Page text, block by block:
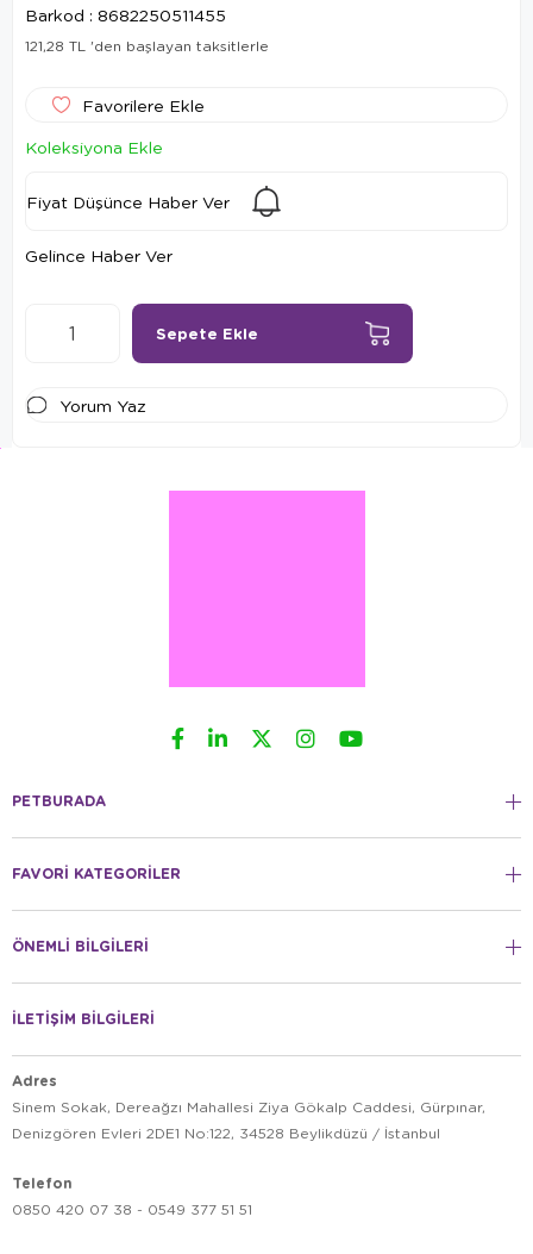
Barkod : 8682250511455
121,28 TL 'den başlayan taksitlerle
Favorilere Ekle
Koleksiyona Ekle
Fiyat Düşünce Haber Ver
Gelince Haber Ver
Yorum Yaz
PETBURADA
FAVORİ KATEGORİLER
ÖNEMLİ BİLGİLERİ
İLETİŞİM BİLGİLERİ
Adres
Sinem Sokak, Dereağzı Mahallesi Ziya Gökalp Caddesi, Gürpınar,
Denizgören Evleri 2DE1 No:122, 34528 Beylikdüzü / İstanbul
Telefon
0850 420 07 38 - 0549 377 51 51